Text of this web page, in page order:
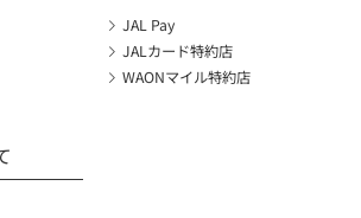
JAL Pay
JALカード特約店
WAONマイル特約店